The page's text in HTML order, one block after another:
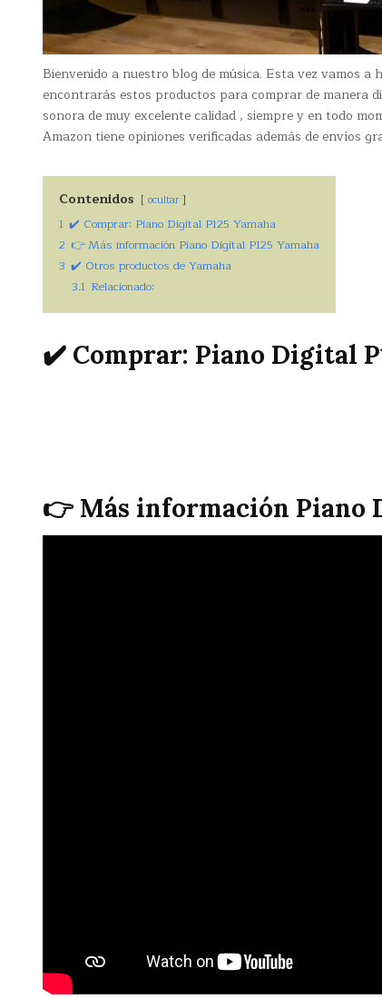
Bienvenido a nuestro blog de música. Esta vez vamos a
encontrarás estos productos para comprar de manera
sonora de muy excelente calidad , siempre y en todo
Amazon tiene opiniones verificadas además de envíos
Contenidos ocultar
1 ✔️ Comprar: Piano Digital P125 Yamaha
2 👉 Más información Piano Digital P125 Yamaha
3 ✔️ Otros productos de Yamaha
3.1 Relacionado:
✔️ Comprar: Piano Digital
👉 Más información Piano